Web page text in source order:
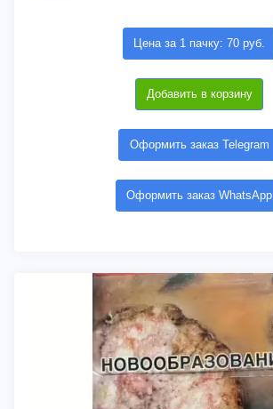
Цена за 1 пачку: 70 руб.
Добавить в корзину
Оформить заказ Telegram
Оформить заказ WhatsApp